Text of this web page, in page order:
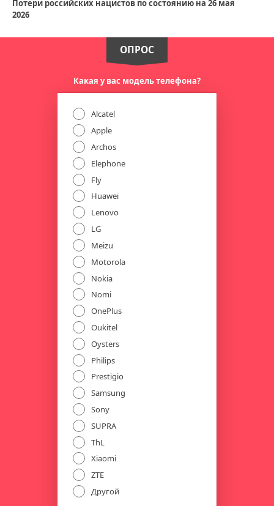
Потери российских нацистов по состоянию на 26 мая
2026
ОПРОС
Какая у вас модель телефона?
Alcatel
Apple
Archos
Elephone
Fly
Huawei
Lenovo
LG
Meizu
Motorola
Nokia
Nomi
OnePlus
Oukitel
Oysters
Philips
Prestigio
Samsung
Sony
SUPRA
ThL
Xiaomi
ZTE
Другой